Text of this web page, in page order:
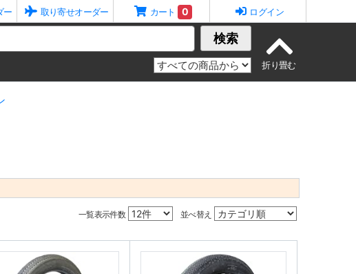
ー 取り寄せオーダー カート 0 ログイン
検索
一覧表示件数 並べ替え